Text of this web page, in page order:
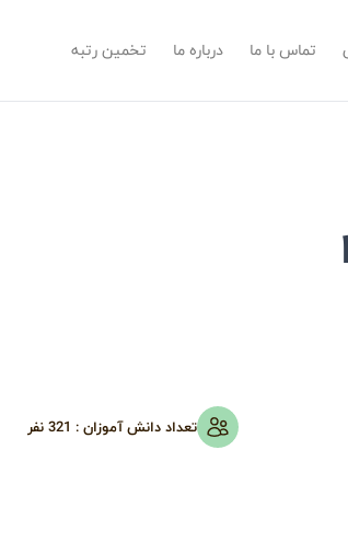
تماس با ما درباره ما تخمین رتبه
تعداد دانش آموزان : 321نفر